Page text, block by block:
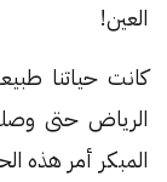
العين!
كانت حياتنا
الرياض حتى
المبكر أمر هذه